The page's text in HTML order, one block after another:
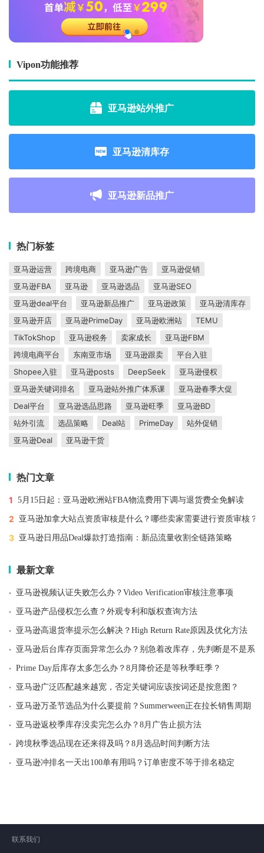
Vipon功能推荐
亚马逊站外推广
亚马逊清库存
亚马逊新品推广
热门标签
亚马逊运营 跨境电商 亚马逊广告
亚马逊促销
亚马逊FBA
亚马逊 亚马逊选品
亚马逊SEO
亚马逊deal平台
亚马逊新品推广 亚马逊政策
亚马逊清库存
亚马逊开店
亚马逊PrimeDay 亚马逊欧洲站
TEMU
TikTokShop
亚马逊税务 卖家成长
亚马逊FBM
跨境电商平台
东南亚市场 亚马逊跟卖
平台入驻
Shopee入驻
亚马逊posts DeepSeek
亚马逊侵权
亚马逊关键词排名
亚马逊站外推广体系课
亚马逊春季大促
Deal平台
亚马逊选品思路 亚马逊旺季
亚马逊BD
站外引流
选品策略 Deal站 PrimeDay
站外促销
亚马逊Deal
亚马逊干货
热门文章
1 5月15日起：亚马逊欧洲站FBA物流费用下调与退货费全免解读
2 亚马逊加拿大站点资质审核是什么？哪些卖家需要进行资质审核？
3 亚马逊日用品Deal爆款打造指南：新品流量收割全链路策略
最新文章
· 亚马逊视频认证失败怎么办？Video Verification审核注意事项
· 亚马逊产品侵权怎么查？外观专利和版权查询方法
· 亚马逊高退货率提示怎么解决？High Return Rate原因及优化方法
· 亚马逊后台库存页面异常怎么办？别急着改库存，先判断是不是系
· Prime Day后库存太多怎么办？8月降价还是等秋季旺季？
· 亚马逊广泛匹配越来越宽，否定关键词应该按词还是按意图？
· 亚马逊万圣节选品为什么要提前？Summerween正在拉长销售周期
· 亚马逊返校季库存没卖完怎么办？8月广告止损方法
· 跨境秋季选品现在还来得及吗？8月选品时间判断方法
· 亚马逊冲排名一天出100单有用吗？订单密度不等于排名稳定
联系我们